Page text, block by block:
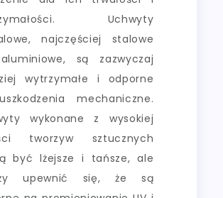
Uchwyty
najczęściej stalowe
są zazwyczaj
wytrzymałe i odporne
mechaniczne.
wykonane z wysokiej
tworzyw sztucznych
być lżejsze i tańsze, ale
upewnić się, że są